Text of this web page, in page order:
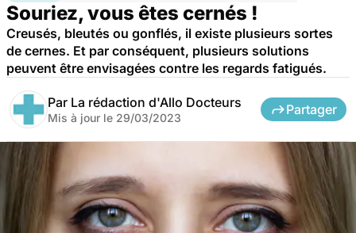
Souriez, vous êtes cernés !
Creusés, bleutés ou gonflés, il existe plusieurs sortes
de cernes. Et par conséquent, plusieurs solutions
peuvent être envisagées contre les regards fatigués.
Par La rédaction d'Allo Docteurs
Mis à jour le 29/03/2023
Partager